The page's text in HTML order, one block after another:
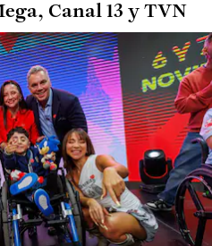
Canal 13 y TVN